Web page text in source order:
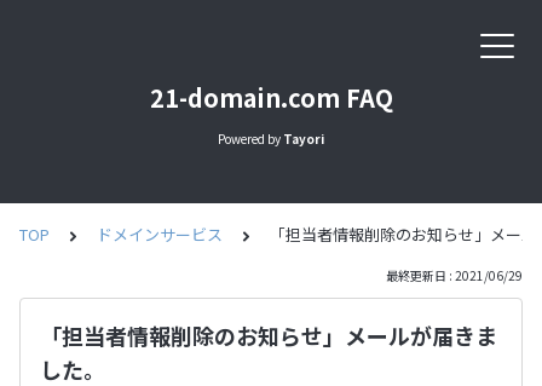
21-domain.com FAQ
Powered by Tayori
TOP ドメインサービス 「担当者情報削除のお知らせ」メー
最終更新日 : 2021/06/29
「担当者情報削除のお知らせ」メールが届きま
した。